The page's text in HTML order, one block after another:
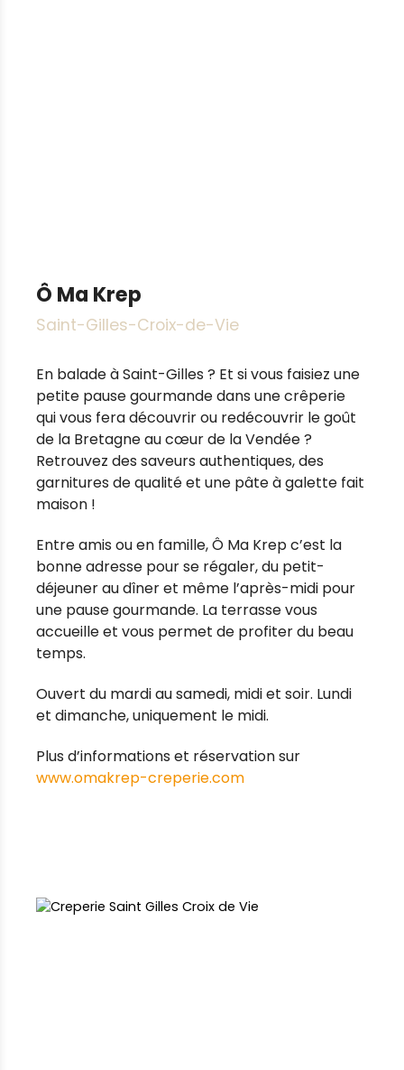
Ô Ma Krep
Saint-Gilles-Croix-de-Vie
En balade à Saint-Gilles ? Et si vous faisiez une
petite pause gourmande dans une crêperie
qui vous fera découvrir ou redécouvrir le goût
de la Bretagne au cœur de la Vendée ?
Retrouvez des saveurs authentiques, des
garnitures de qualité et une pâte à galette fait
maison !
Entre amis ou en famille, Ô Ma Krep c’est la
bonne adresse pour se régaler, du petit-
déjeuner au dîner et même l’après-midi pour
une pause gourmande. La terrasse vous
accueille et vous permet de profiter du beau
temps.
Ouvert du mardi au samedi, midi et soir. Lundi
et dimanche, uniquement le midi.
Plus d’informations et réservation sur
www.omakrep-creperie.com